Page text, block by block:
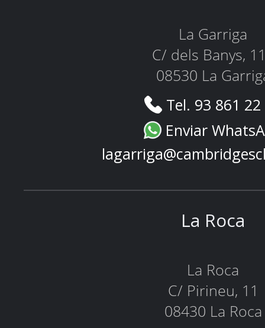
La Garriga
C/ dels Banys,
08530 La
Tel. 93 861
Enviar
La Roca
La Roca
C/ Pirineu, 11
08430 La Roca